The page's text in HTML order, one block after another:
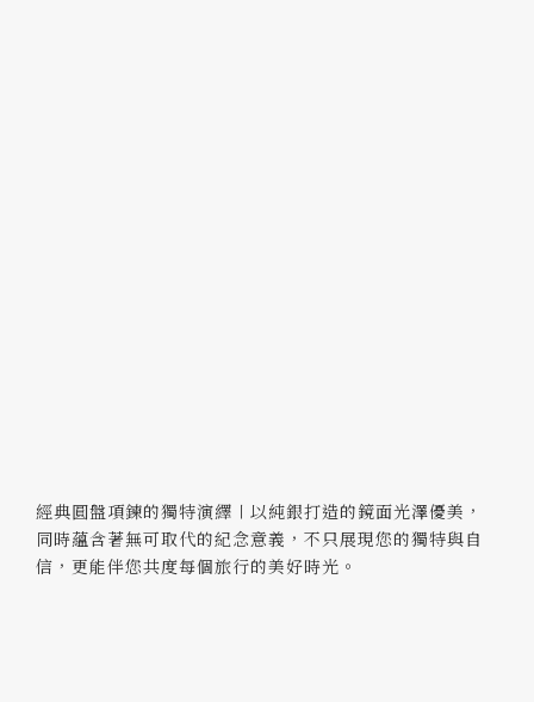
經典圓盤項鍊的獨特演繹〡以純銀打造的鏡面光澤優美，
同時蘊含著無可取代的紀念意義，不只展現您的獨特與自
信，更能伴您共度每個旅行的美好時光。